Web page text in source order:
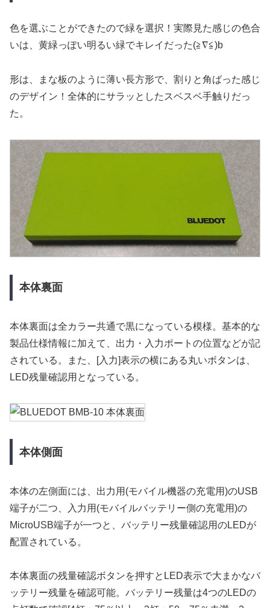
色を選ぶことができたので緑を選択！実際見た感じの色合
いは、黄緑っぽい明るい緑でキレイだった(≧∇≦)b
形は、まな板のように薄い長方形で、割りと角ばった感じ
のデザイン！全体的にサラッとしたスベスベ手触りだっ
た。
本体裏面
本体裏面は全カラー共通で黒になっている模様。基本的な
製品仕様情報に加えて、出力・入力ポートの位置などが記
されている。また、[入力]表示の横にある丸いボタンは、
LED残量確認用となっている。
本体側面
本体の左側面には、出力用(モバイル機器の充電用)のUSB
端子が二つ、入力用(モバイルバッテリー側の充電用)の
MicroUSB端子が一つと、バッテリー残量確認用のLEDが
配置されている。
本体裏面の残量確認ボタンを押すとLED表示で大まかなバ
ッテリー残量を確認可能。バッテリー残量は4つのLEDの